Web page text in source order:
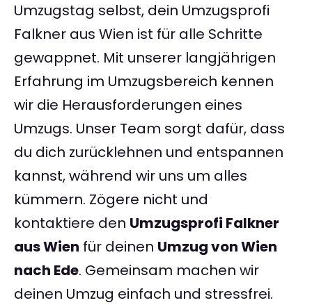
Umzugstag selbst, dein Umzugsprofi
Falkner aus Wien ist für alle Schritte
gewappnet. Mit unserer langjährigen
Erfahrung im Umzugsbereich kennen
wir die Herausforderungen eines
Umzugs. Unser Team sorgt dafür, dass
du dich zurücklehnen und entspannen
kannst, während wir uns um alles
kümmern. Zögere nicht und
kontaktiere den Umzugsprofi Falkner
aus Wien für deinen Umzug von Wien
nach Ede. Gemeinsam machen wir
deinen Umzug einfach und stressfrei.